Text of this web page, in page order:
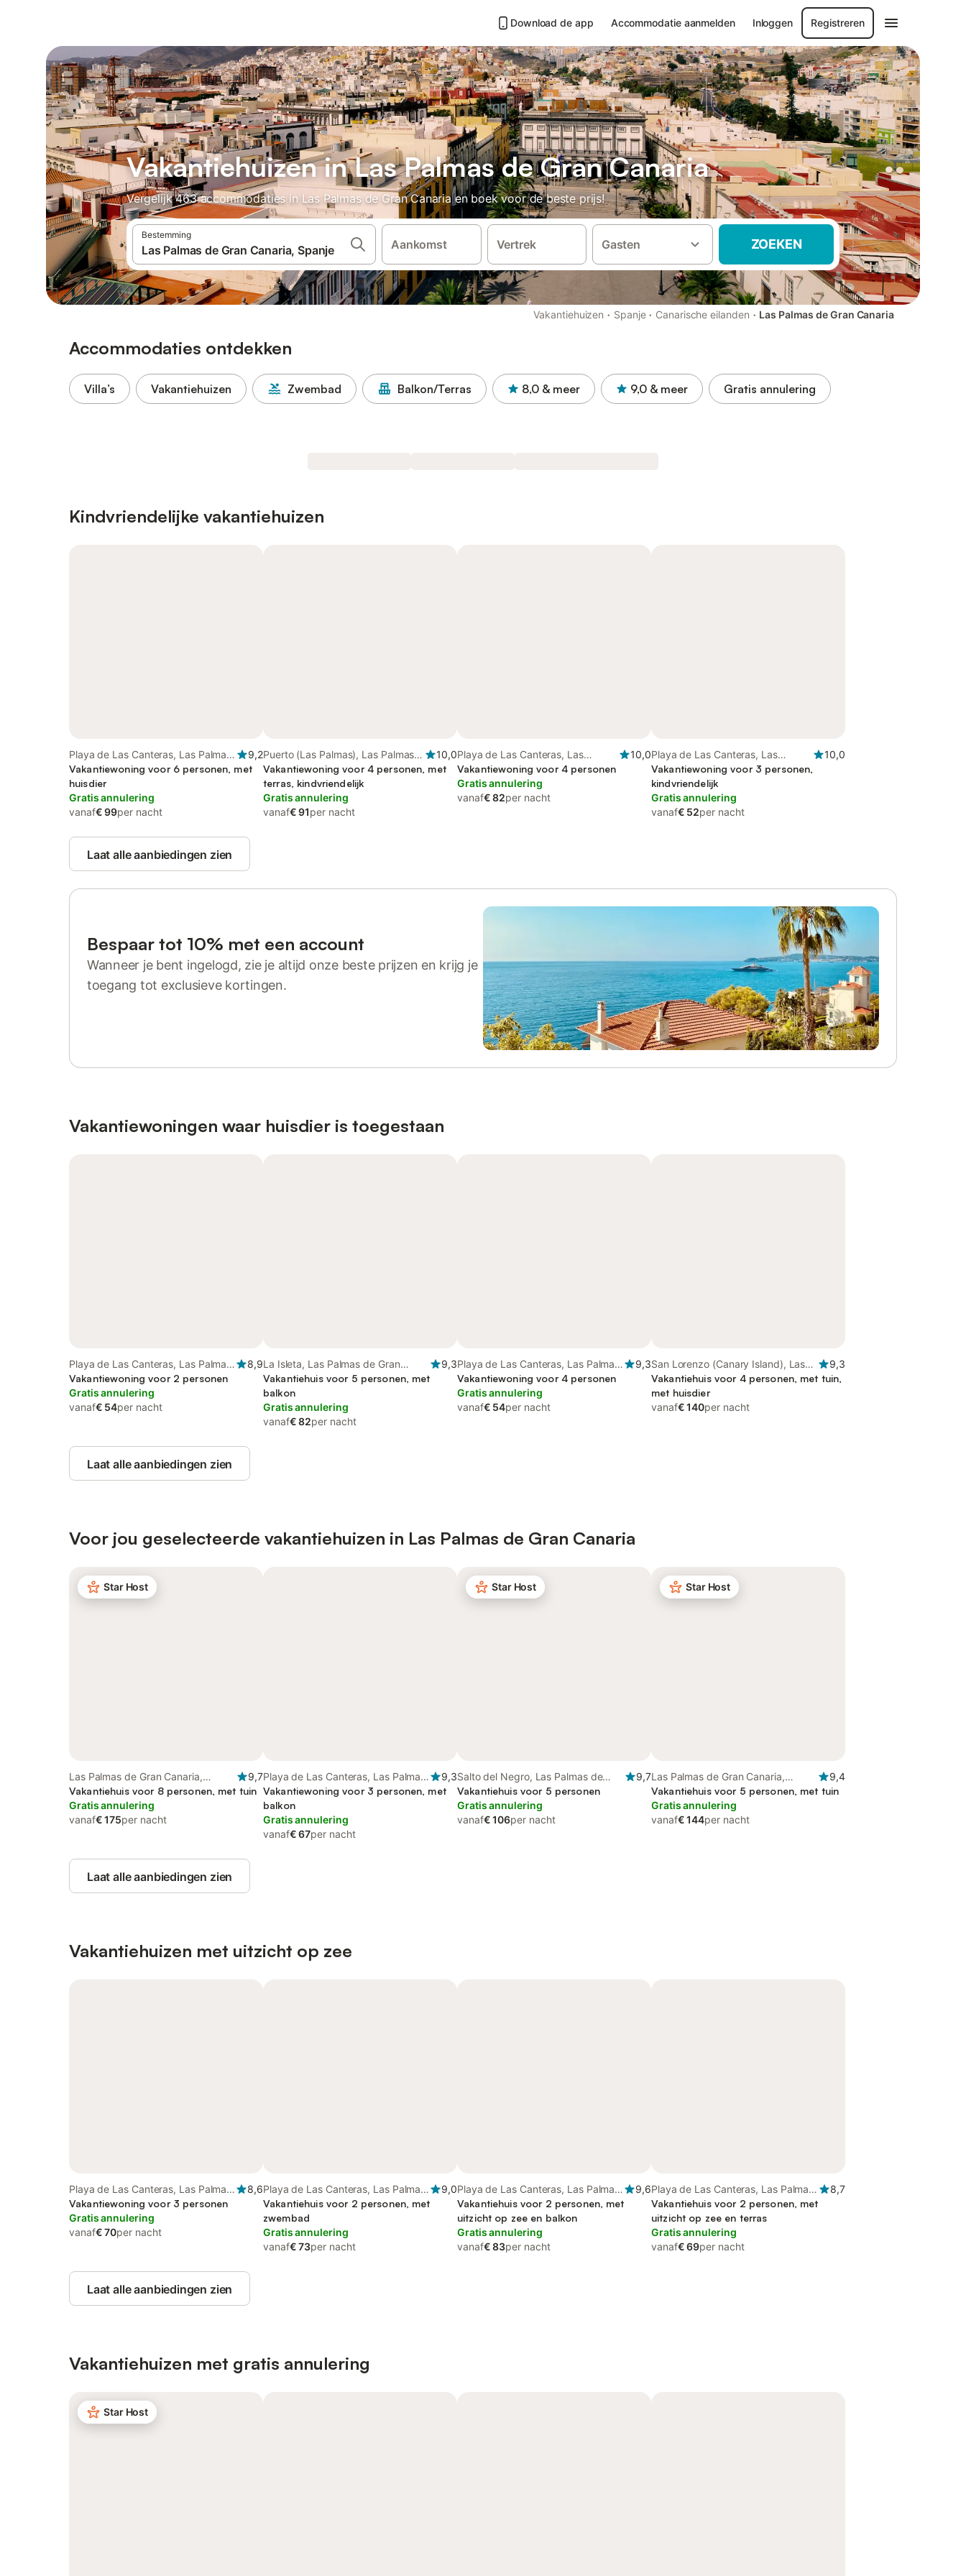
Download de app Accommodatie aanmelden Inloggen Registreren
Vakantiehuizen in Las Palmas de Gran Canaria
Vergelijk 463 accommodaties in Las Palmas de Gran Canaria en boek voor de beste prijs!
Bestemming
Aankomst Vertrek Gasten ZOEKEN
Vakantiehuizen · Spanje · Canarische eilanden · Las Palmas de Gran Canaria
Accommodaties ontdekken
Villa’s Vakantiehuizen Zwembad Balkon/Terras 8,0 & meer 9,0 & meer Gratis annulering
Kindvriendelijke vakantiehuizen
Playa de Las Canteras, Las Palmas
de Gran Canaria
9,2
Vakantiewoning voor 6 personen, met
huisdier
Gratis annulering
vanaf€ 99per nacht
Puerto (Las Palmas), Las Palmas
de Gran Canaria
10,0
Vakantiewoning voor 4 personen, met
terras, kindvriendelijk
Gratis annulering
vanaf€ 91per nacht
Playa de Las Canteras, Las
Palmas de Gran Canaria
10,0
Vakantiewoning voor 4 personen
Gratis annulering
vanaf€ 82per nacht
Playa de Las Canteras, Las
Palmas de Gran Canaria
10,0
Vakantiewoning voor 3 personen,
kindvriendelijk
Gratis annulering
vanaf€ 52per nacht
Laat alle aanbiedingen zien
Bespaar tot 10% met een account
Wanneer je bent ingelogd, zie je altijd onze beste prijzen en krijg je
toegang tot exclusieve kortingen.
Vakantiewoningen waar huisdier is toegestaan
Playa de Las Canteras, Las Palmas
de Gran Canaria
8,9
Vakantiewoning voor 2 personen
Gratis annulering
vanaf€ 54per nacht
La Isleta, Las Palmas de Gran
Canaria
9,3
Vakantiehuis voor 5 personen, met
balkon
Gratis annulering
vanaf€ 82per nacht
Playa de Las Canteras, Las Palmas
de Gran Canaria
9,3
Vakantiewoning voor 4 personen
Gratis annulering
vanaf€ 54per nacht
San Lorenzo (Canary Island), Las
Palmas de Gran Canaria
9,3
Vakantiehuis voor 4 personen, met tuin,
met huisdier
vanaf€ 140per nacht
Laat alle aanbiedingen zien
Voor jou geselecteerde vakantiehuizen in Las Palmas de Gran Canaria
Star Host
Las Palmas de Gran Canaria,
Noord-Gran Canaria
9,7
Vakantiehuis voor 8 personen, met tuin
Gratis annulering
vanaf€ 175per nacht
Playa de Las Canteras, Las Palmas
de Gran Canaria
9,3
Vakantiewoning voor 3 personen, met
balkon
Gratis annulering
vanaf€ 67per nacht
Star Host
Salto del Negro, Las Palmas de
Gran Canaria
9,7
Vakantiehuis voor 5 personen
Gratis annulering
vanaf€ 106per nacht
Star Host
Las Palmas de Gran Canaria,
Noord-Gran Canaria
9,4
Vakantiehuis voor 5 personen, met tuin
Gratis annulering
vanaf€ 144per nacht
Laat alle aanbiedingen zien
Vakantiehuizen met uitzicht op zee
Playa de Las Canteras, Las Palmas
de Gran Canaria
8,6
Vakantiewoning voor 3 personen
Gratis annulering
vanaf€ 70per nacht
Playa de Las Canteras, Las Palmas
de Gran Canaria
9,0
Vakantiehuis voor 2 personen, met
zwembad
Gratis annulering
vanaf€ 73per nacht
Playa de Las Canteras, Las Palmas
de Gran Canaria
9,6
Vakantiehuis voor 2 personen, met
uitzicht op zee en balkon
Gratis annulering
vanaf€ 83per nacht
Playa de Las Canteras, Las Palmas
de Gran Canaria
8,7
Vakantiehuis voor 2 personen, met
uitzicht op zee en terras
Gratis annulering
vanaf€ 69per nacht
Laat alle aanbiedingen zien
Vakantiehuizen met gratis annulering
Star Host